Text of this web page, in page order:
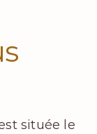
située le